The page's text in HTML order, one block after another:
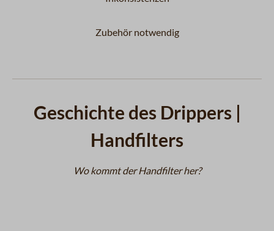
Zubehör notwendig
Geschichte des Drippers |
Handfilters
Wo kommt der Handfilter her?